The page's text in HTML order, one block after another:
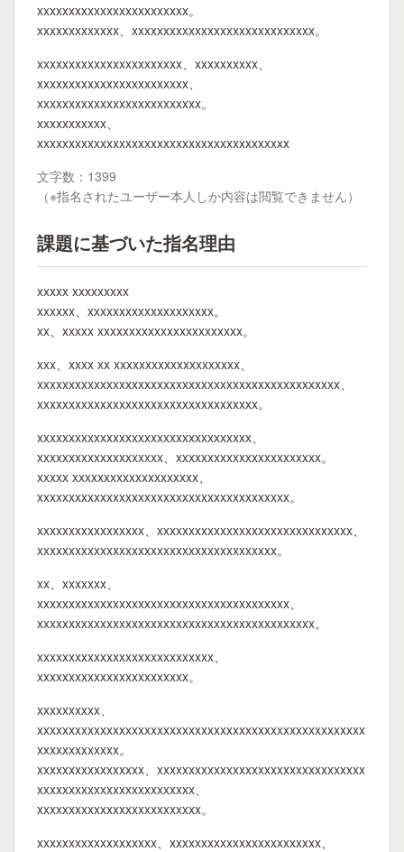
xxxxxxxxxxxxxxxxxxxxxxxx。
xxxxxxxxxxxxx、xxxxxxxxxxxxxxxxxxxxxxxxxxxxx。
xxxxxxxxxxxxxxxxxxxxxxx、xxxxxxxxxx、
xxxxxxxxxxxxxxxxxxxxxxxx、
xxxxxxxxxxxxxxxxxxxxxxxxxx。
xxxxxxxxxxx、
xxxxxxxxxxxxxxxxxxxxxxxxxxxxxxxxxxxxxxxx
文字数：1399
（※指名されたユーザー本人しか内容は閲覧できません）
課題に基づいた指名理由
xxxxx xxxxxxxxx
xxxxxx、xxxxxxxxxxxxxxxxxxxx。
xx、xxxxx xxxxxxxxxxxxxxxxxxxxxxx。
xxx、xxxx xx xxxxxxxxxxxxxxxxxxxx、
xxxxxxxxxxxxxxxxxxxxxxxxxxxxxxxxxxxxxxxxxxxxxxxx、
xxxxxxxxxxxxxxxxxxxxxxxxxxxxxxxxxxx。
xxxxxxxxxxxxxxxxxxxxxxxxxxxxxxxxxx、
xxxxxxxxxxxxxxxxxxxx、xxxxxxxxxxxxxxxxxxxxxxx。
xxxxx xxxxxxxxxxxxxxxxxxxx、
xxxxxxxxxxxxxxxxxxxxxxxxxxxxxxxxxxxxxxxx。
xxxxxxxxxxxxxxxxx、xxxxxxxxxxxxxxxxxxxxxxxxxxxxxxx、
xxxxxxxxxxxxxxxxxxxxxxxxxxxxxxxxxxxxxx。
xx、xxxxxxx、
xxxxxxxxxxxxxxxxxxxxxxxxxxxxxxxxxxxxxxxx、
xxxxxxxxxxxxxxxxxxxxxxxxxxxxxxxxxxxxxxxxxxxx。
xxxxxxxxxxxxxxxxxxxxxxxxxxxx、
xxxxxxxxxxxxxxxxxxxxxxxx。
xxxxxxxxxx、
xxxxxxxxxxxxxxxxxxxxxxxxxxxxxxxxxxxxxxxxxxxxxxxxxxxx
xxxxxxxxxxxxx。
xxxxxxxxxxxxxxxxx、xxxxxxxxxxxxxxxxxxxxxxxxxxxxxxxxx
xxxxxxxxxxxxxxxxxxxxxxxxx、
xxxxxxxxxxxxxxxxxxxxxxxxxx。
xxxxxxxxxxxxxxxxxxx、xxxxxxxxxxxxxxxxxxxxxxxx、